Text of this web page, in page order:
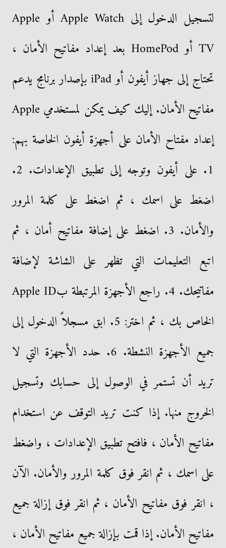
لتسجيل الدخول إلى Apple Watch أو Apple
TV أو HomePod بعد إعداد مفاتيح الأمان ،
تحتاج إلى جهاز أيفون أو iPad بإصدار برنامج يدعم
مفاتيح الأمان. إليك كيف يمكن لمستخدمي Apple
إعداد مفتاح الأمان على أجهزة أيفون الخاصة بهم:
1. على أيفون وتوجه إلى تطبيق الإعدادات. 2.
اضغط على اسمك ، ثم اضغط على كلمة المرور
والأمان. 3. اضغط على إضافة مفاتيح أمان ، ثم
اتبع التعليمات التي تظهر على الشاشة لإضافة
مفاتيحك. 4. راجع الأجهزة المرتبطة بApple ID
الخاص بك ، ثم اختر: 5. ابق مسجلاً الدخول إلى
جميع الأجهزة النشطة. 6. حدد الأجهزة التي لا
تريد أن تستمر في الوصول إلى حسابك وتسجيل
الخروج منها. إذا كنت تريد التوقف عن استخدام
مفاتيح الأمان ، فافتح تطبيق الإعدادات ، واضغط
على اسمك ، ثم انقر فوق كلمة المرور والأمان. الآن
، انقر فوق مفاتيح الأمان ، ثم انقر فوق إزالة جميع
مفاتيح الأمان. إذا قمت بإزالة جميع مفاتيح الأمان ،